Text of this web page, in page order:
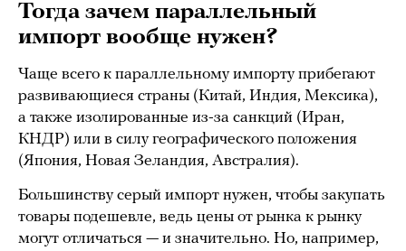
Тогда зачем параллельный
импорт вообще нужен?
Чаще всего к параллельному импорту прибегают
развивающиеся страны (Китай, Индия, Мексика),
а также изолированные из-за санкций (Иран,
КНДР) или в силу географического положения
(Япония, Новая Зеландия, Австралия).
Большинству серый импорт нужен, чтобы закупать
товары подешевле, ведь цены от рынка к рынку
могут отличаться — и значительно. Но, например,